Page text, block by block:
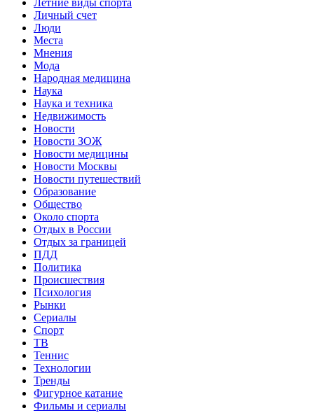
Летние виды спорта
Личный счет
Люди
Места
Мнения
Мода
Народная медицина
Наука
Наука и техника
Недвижимость
Новости
Новости ЗОЖ
Новости медицины
Новости Москвы
Новости путешествий
Образование
Общество
Около спорта
Отдых в России
Отдых за границей
ПДД
Политика
Происшествия
Психология
Рынки
Сериалы
Спорт
ТВ
Теннис
Технологии
Тренды
Фигурное катание
Фильмы и сериалы